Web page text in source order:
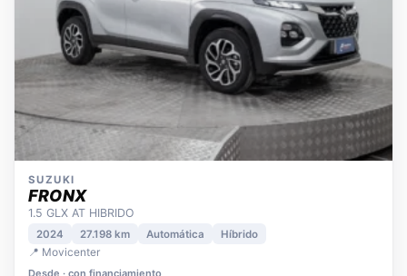
SUZUKI
FRONX
1.5 GLX AT HIBRIDO
2024 27.198 km
📍 Movicenter